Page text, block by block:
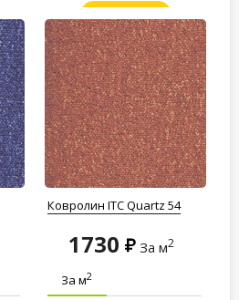
Ковролин ITC Quartz 54
1730 За м2
За м2